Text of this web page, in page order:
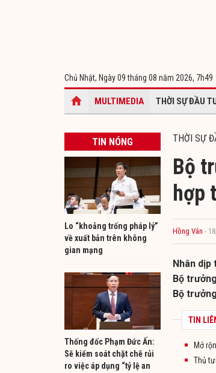
Chủ Nhật, Ngày 09 tháng 08 năm 2026, 7h49
MULTIMEDIA THỜI SỰ ĐẦU
TIN NÓNG
Lo “khoảng trống pháp lý”
về xuất bản trên không
gian mạng
Thống đốc Phạm Đức Ấn:
Sẽ kiểm soát chặt chẽ rủi
ro việc áp dụng “tỷ lệ an
THỜI SỰ
Bộ
hợp
Hồng Vân -
Nhân dịp
Bộ
Bộ
TIN
Mở
Thủ